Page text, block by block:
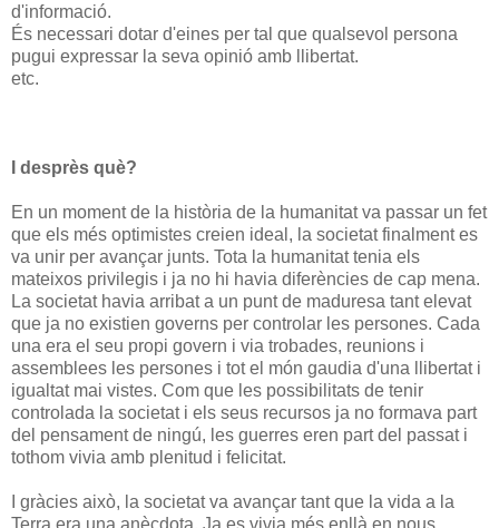
d'informació.
És necessari dotar d'eines per tal que qualsevol persona
pugui expressar la seva opinió amb llibertat.
etc.
I desprès què?
En un moment de la història de la humanitat va passar un fet
que els més optimistes creien ideal, la societat finalment es
va unir per avançar junts. Tota la humanitat tenia els
mateixos privilegis i ja no hi havia diferències de cap mena.
La societat havia arribat a un punt de maduresa tant elevat
que ja no existien governs per controlar les persones. Cada
una era el seu propi govern i via trobades, reunions i
assemblees les persones i tot el món gaudia d'una llibertat i
igualtat mai vistes. Com que les possibilitats de tenir
controlada la societat i els seus recursos ja no formava part
del pensament de ningú, les guerres eren part del passat i
tothom vivia amb plenitud i felicitat.
I gràcies això, la societat va avançar tant que la vida a la
Terra era una anècdota. Ja es vivia més enllà en nous